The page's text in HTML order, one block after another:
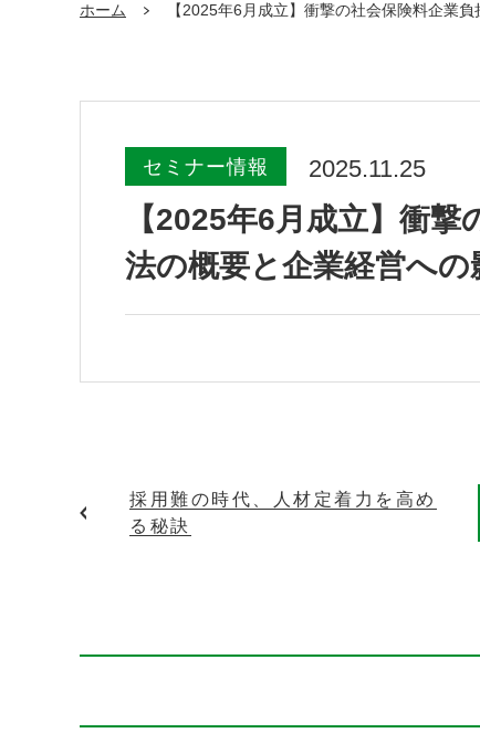
ホーム 【2025年6月成立】衝撃の社会保険料企業
セミナー情報 2025.11.25
【2025年6月成立】衝
法の概要と企業経営への
採用難の時代、人材定着力を高め
る秘訣